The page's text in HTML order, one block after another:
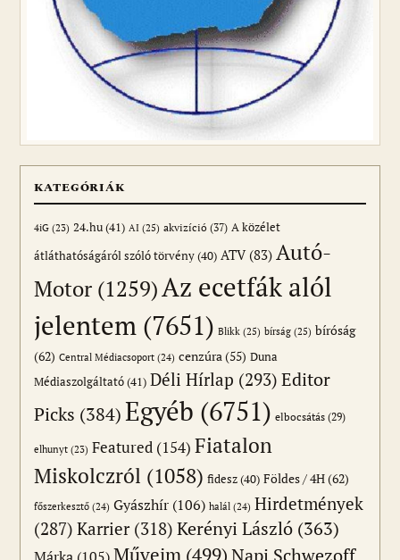
KATEGÓRIÁK
4iG (23) 24.hu(41) AI (25) akvizíció (37) A közélet
átláthatóságáról szóló törvény(40) ATV(83) Autó-
Motor (1259)Az ecetfák alól
jelentem (7651) Blikk (25) bírság (25) bíróság
(62) Central Médiacsoport (24) cenzúra (55) Duna
Médiaszolgáltató(41) Déli Hírlap (293) Editor
Picks (384)Egyéb (6751) elbocsátás (29)
elhunyt (23) Featured (154) Fiatalon
Miskolczról (1058) fidesz(40) Földes / 4H(62)
főszerkesztő (24) Gyászhír (106) halál (24) Hirdetmények
(287) Karrier(318) Kerényi László (363)
Márka (105) Műveim (499)Napi Schwezoff